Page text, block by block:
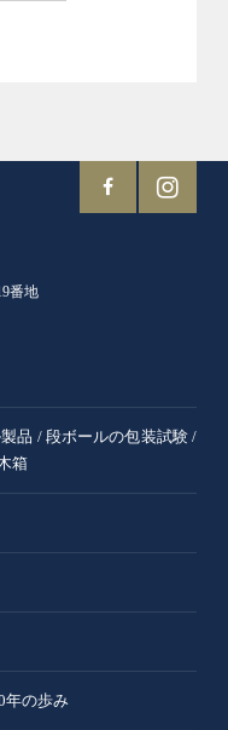
番地
品 / 段ボールの包装試験/
箱
年の歩み